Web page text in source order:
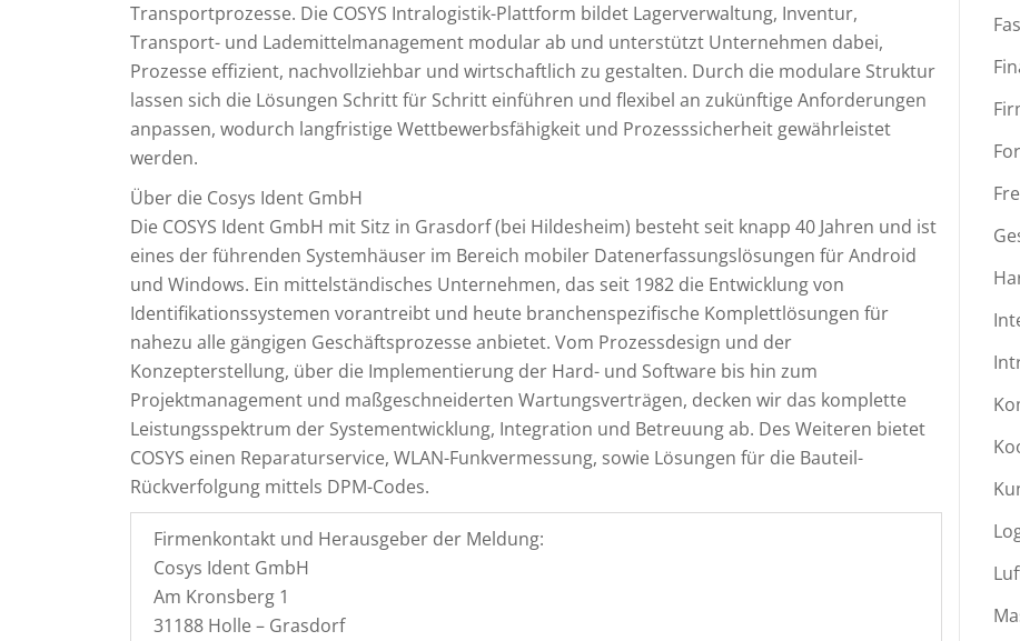
Transportprozesse. Die COSYS Intralogistik-Plattform bildet Lagerverwaltung, Inventur,
Transport- und Lademittelmanagement modular ab und unterstützt Unternehmen dabei,
Prozesse effizient, nachvollziehbar und wirtschaftlich zu gestalten. Durch die modulare Struktur
lassen sich die Lösungen Schritt für Schritt einführen und flexibel an zukünftige Anforderungen
anpassen, wodurch langfristige Wettbewerbsfähigkeit und Prozesssicherheit gewährleistet
werden.
Über die Cosys Ident GmbH
Die COSYS Ident GmbH mit Sitz in Grasdorf (bei Hildesheim) besteht seit knapp 40 Jahren und ist
eines der führenden Systemhäuser im Bereich mobiler Datenerfassungslösungen für Android
und Windows. Ein mittelständisches Unternehmen, das seit 1982 die Entwicklung von
Identifikationssystemen vorantreibt und heute branchenspezifische Komplettlösungen für
nahezu alle gängigen Geschäftsprozesse anbietet. Vom Prozessdesign und der
Konzepterstellung, über die Implementierung der Hard- und Software bis hin zum
Projektmanagement und maßgeschneiderten Wartungsverträgen, decken wir das komplette
Leistungsspektrum der Systementwicklung, Integration und Betreuung ab. Des Weiteren bietet
COSYS einen Reparaturservice, WLAN-Funkvermessung, sowie Lösungen für die Bauteil-
Rückverfolgung mittels DPM-Codes.
Firmenkontakt und Herausgeber der Meldung:
Cosys Ident GmbH
Am Kronsberg 1
31188 Holle – Grasdorf